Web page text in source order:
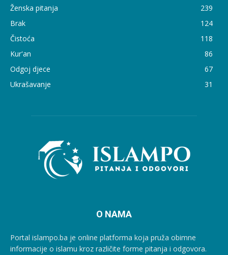
Ženska pitanja
239
Brak
124
Čistoća
118
Kur'an
86
Odgoj djece
67
Ukrašavanje
31
O NAMA
Portal islampo.ba je online platforma koja pruža obimne
informacije o islamu kroz različite forme pitanja i odgovora.